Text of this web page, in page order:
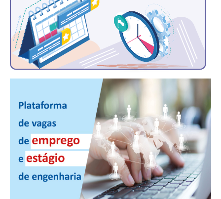
NOTÍCIAS NO WHATSAPP
FOTOS
PUBLICAÇÕES
PUBLICIDADE
RELEASES
CONTATO
CADASTRO
ASSOCIE-SE
ATUALIZAÇÃO CADASTRAL